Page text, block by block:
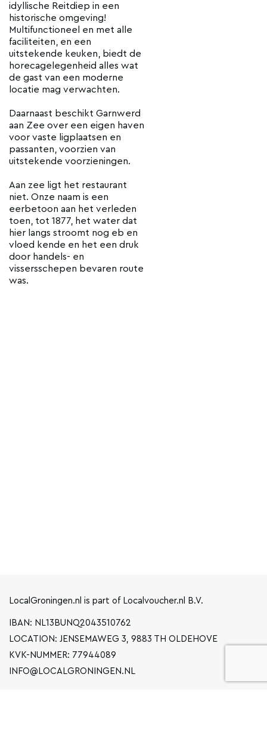
idyllische Reitdiep in een
historische omgeving!
Multifunctioneel en met alle
faciliteiten, en een
uitstekende keuken, biedt de
horecagelegenheid alles wat
de gast van een moderne
locatie mag verwachten.
Daarnaast beschikt Garnwerd
aan Zee over een eigen haven
voor vaste ligplaatsen en
passanten, voorzien van
uitstekende voorzieningen.
Aan zee ligt het restaurant
niet. Onze naam is een
eerbetoon aan het verleden
toen, tot 1877, het water dat
hier langs stroomt nog eb en
vloed kende en het een druk
door handels- en
vissersschepen bevaren route
was.
LocalGroningen.nl is part of Localvoucher.nl B.V.
IBAN: NL13BUNQ2043510762
LOCATION: JENSEMAWEG 3, 9883 TH OLDEHOVE
KVK-NUMMER: 77944089
INFO@LOCALGRONINGEN.NL